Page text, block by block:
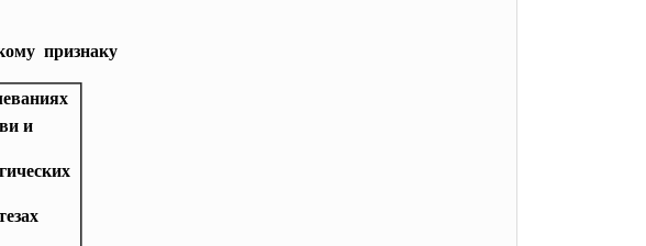
признаку
и